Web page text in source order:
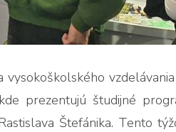
prezentujú študijné
Štefánika. Tento